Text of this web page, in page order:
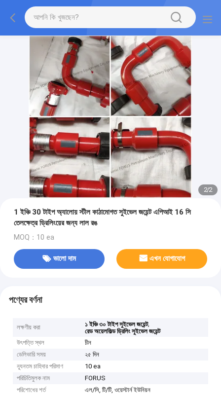
2/2
1 ইঞ্চি 30 টাইপ অ্যালোয় স্টীল কাঠামোগত সুইভেল জয়েন্ট এপিআই 16 সি
তেলক্ষেত্র ড্রিলিংয়ের জন্য লাল রঙ
MOQ：10 ea
ভালো দাম এখন যোগাযোগ
পণ্যের বর্ণনা
লক্ষণীয় করা ১ ইঞ্চি ৩০ টাইপ সুইভেল জয়েন্ট,
রেড অয়েলফিল্ড ড্রিলিং সুইভেল জয়েন্ট
উৎপত্তি স্থল
চীন
ডেলিভারি সময়
২৫ দিন
ন্যূনতম চাহিদার পরিমাণ
10 ea
পরিচিতিমুলক নাম
FORUS
পরিশোধের শর্ত
এল/সি, টি/টি, ওয়েস্টার্ন ইউনিয়ন